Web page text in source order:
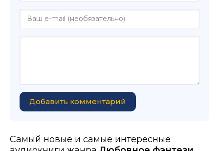
Добавить комментарий
Самый новые и самые интересные